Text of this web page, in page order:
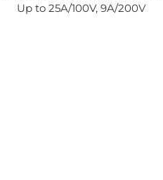
Up to 25A/100V, 9A/200V